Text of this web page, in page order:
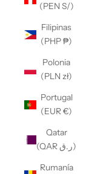
(PEN S/)
Filipinas
(PHP ₱)
Polonia
(PLN zł)
Portugal
(EUR €)
Qatar
(QAR ر.ق)
Rumanía